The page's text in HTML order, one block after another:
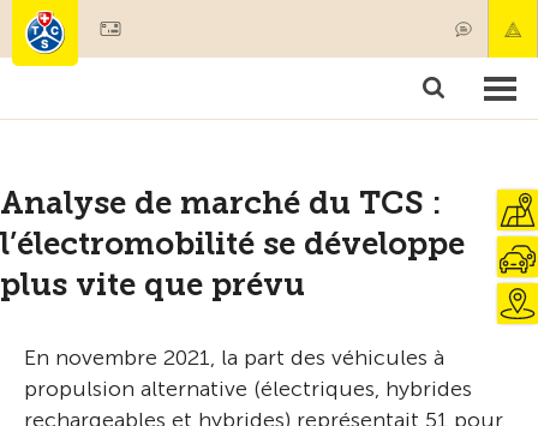
Membres & prestations
Analyse de marché du TCS :
l’électromobilité se développe
plus vite que prévu
En novembre 2021, la part des véhicules à
propulsion alternative (électriques, hybrides
rechargeables et hybrides) représentait 51 pour